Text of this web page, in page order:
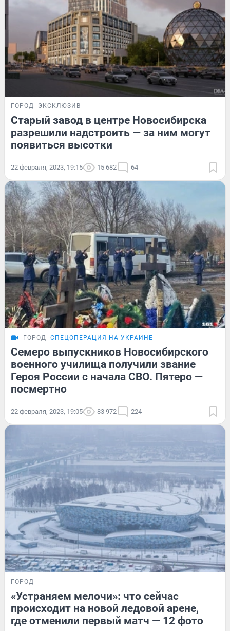
ГОРОД ЭКСКЛЮЗИВ
Старый завод в центре Новосибирска
разрешили надстроить — за ним могут
появиться высотки
22 февраля, 2023, 19:15 15 682 64
ГОРОД СПЕЦОПЕРАЦИЯ НА УКРАИНЕ
Семеро выпускников Новосибирского
военного училища получили звание
Героя России с начала СВО. Пятеро —
посмертно
22 февраля, 2023, 19:05 83 972 224
ГОРОД
«Устраняем мелочи»: что сейчас
происходит на новой ледовой арене,
где отменили первый матч — 12 фото